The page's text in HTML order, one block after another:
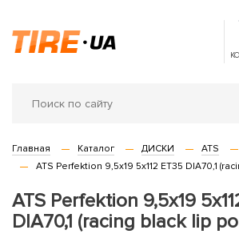
Главная Каталог ДИСКИ ATS
ATS Perfektion 9,5x19 5x112 ET35 DIA70,1
ATS Perfektion 9,5x19
DIA70,1 (racing black lip